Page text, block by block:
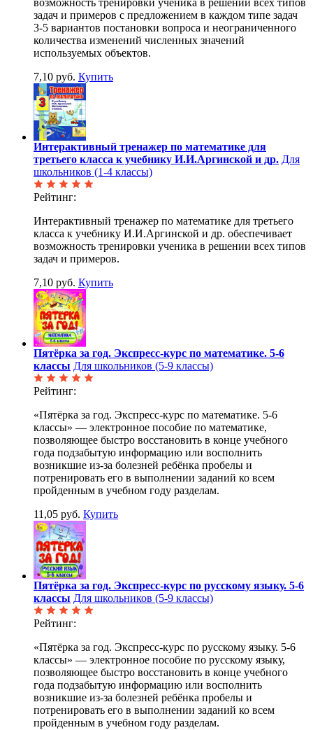
возможность тренировки ученика в решении всех типов
задач и примеров с предложением в каждом типе задач
3-5 вариантов постановки вопроса и неограниченного
количества изменений численных значений
используемых объектов.
7,10 руб. Купить
Интерактивный тренажер по математике для
третьего класса к учебнику И.И.Аргинской и др. Для
школьников (1-4 классы)
Рейтинг:
Интерактивный тренажер по математике для третьего
класса к учебнику И.И.Аргинской и др. обеспечивает
возможность тренировки ученика в решении всех типов
задач и примеров.
7,10 руб. Купить
Пятёрка за год. Экспресс-курс по математике. 5-6
классы Для школьников (5-9 классы)
Рейтинг:
«Пятёрка за год. Экспресс-курс по математике. 5-6
классы» — электронное пособие по математике,
позволяющее быстро восстановить в конце учебного
года подзабытую информацию или восполнить
возникшие из-за болезней ребёнка пробелы и
потренировать его в выполнении заданий ко всем
пройденным в учебном году разделам.
11,05 руб. Купить
Пятёрка за год. Экспресс-курс по русскому языку. 5-6
классы Для школьников (5-9 классы)
Рейтинг:
«Пятёрка за год. Экспресс-курс по русскому языку. 5-6
классы» — электронное пособие по русскому языку,
позволяющее быстро восстановить в конце учебного
года подзабытую информацию или восполнить
возникшие из-за болезней ребёнка пробелы и
потренировать его в выполнении заданий ко всем
пройденным в учебном году разделам.